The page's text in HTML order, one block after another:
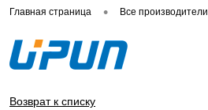
Главная страница • Все производители
Возврат к списку